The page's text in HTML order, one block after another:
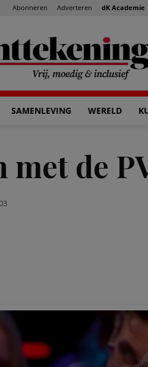
Abonneren Adverteren dK Academie
SAMENLEVING WERELD
met de